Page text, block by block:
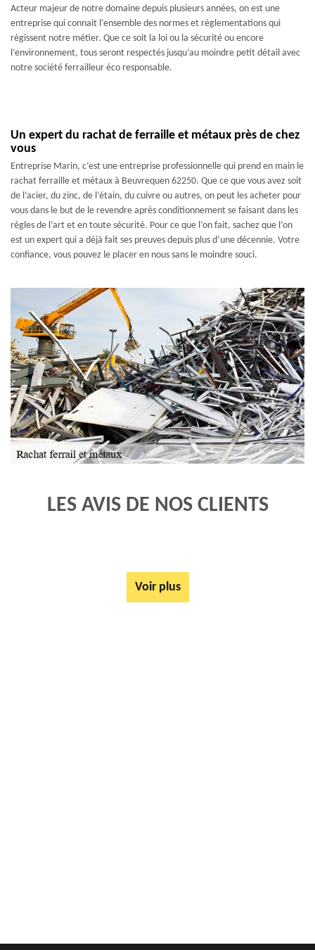
Acteur majeur de notre domaine depuis plusieurs années, on est une
entreprise qui connait l’ensemble des normes et règlementations qui
régissent notre métier. Que ce soit la loi ou la sécurité ou encore
l’environnement, tous seront respectés jusqu’au moindre petit détail avec
notre société ferrailleur éco responsable.
Un expert du rachat de ferraille et métaux près de chez
vous
Entreprise Marin, c’est une entreprise professionnelle qui prend en main le
rachat ferraille et métaux à Beuvrequen 62250. Que ce que vous avez soit
de l’acier, du zinc, de l’étain, du cuivre ou autres, on peut les acheter pour
vous dans le but de le revendre après conditionnement se faisant dans les
règles de l’art et en toute sécurité. Pour ce que l’on fait, sachez que l’on
est un expert qui a déjà fait ses preuves depuis plus d’une décennie. Votre
confiance, vous pouvez le placer en nous sans le moindre souci.
LES AVIS DE NOS CLIENTS
Voir plus